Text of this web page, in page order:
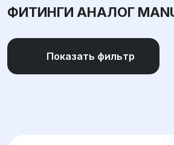
ФИТИНГИ АНАЛОГ
Показать фильтр